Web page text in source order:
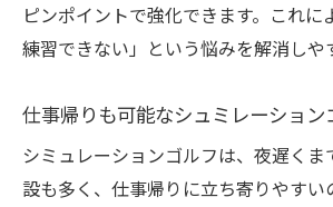
ピンポイントで強化できます。これに
練習できない」という悩みを解消しや
仕事帰りも可能なシュミレーション
シミュレーションゴルフは、夜遅く
設も多く、仕事帰りに立ち寄りやすい